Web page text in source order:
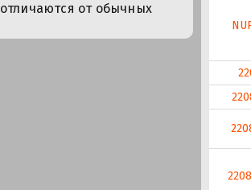
отличаются от обычных